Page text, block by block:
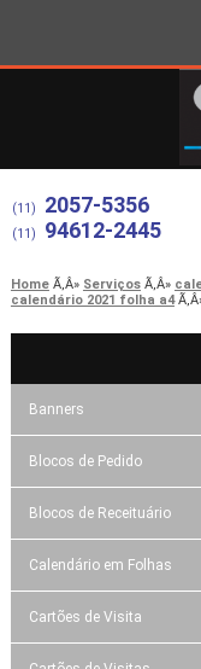
(11) 2057-5356
(11) 94612-2445
Home Serviços
calendário 2021 folha a4
Banners
Blocos de Pedido
Blocos de Receituário
Calendário em Folhas
Cartões de Visita